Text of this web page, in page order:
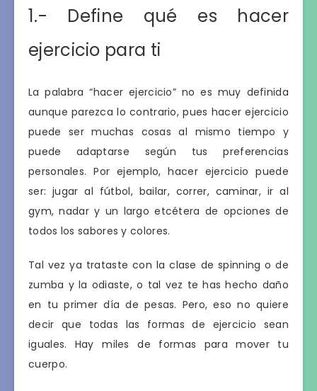
1.- Define qué es hacer
ejercicio para ti
La palabra “hacer ejercicio” no es muy definida
aunque parezca lo contrario, pues hacer ejercicio
puede ser muchas cosas al mismo tiempo y
puede adaptarse según tus preferencias
personales. Por ejemplo, hacer ejercicio puede
ser: jugar al fútbol, bailar, correr, caminar, ir al
gym, nadar y un largo etcétera de opciones de
todos los sabores y colores.
Tal vez ya trataste con la clase de spinning o de
zumba y la odiaste, o tal vez te has hecho daño
en tu primer día de pesas. Pero, eso no quiere
decir que todas las formas de ejercicio sean
iguales. Hay miles de formas para mover tu
cuerpo.